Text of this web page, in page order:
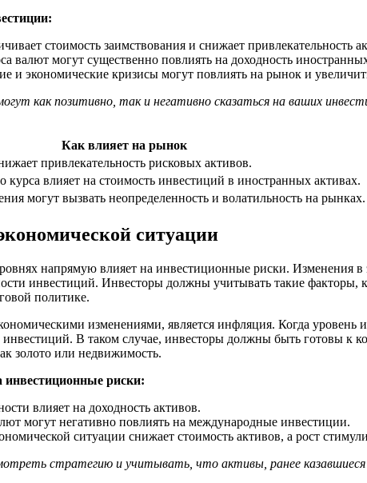
стоимость заимствования и снижает привлекательность
валют могут существенно повлиять на доходность
и экономические кризисы могут повлиять на рынок и
как позитивно, так и негативно сказаться на ваших
Как влияет на рынок
привлекательность рисковых активов.
курса влияет на стоимость инвестиций в иностранных активах.
могут вызвать неопределенность и волатильность на рынках.
ситуации
напрямую влияет на инвестиционные риски. Изменения
инвестиций. Инвесторы должны учитывать такие
политике.
изменениями, является инфляция. Когда уровень
В таком случае, инвесторы должны быть готовы к
золото или недвижимость.
риски:
влияет на доходность активов.
могут негативно повлиять на международные инвестиции.
ситуации снижает стоимость активов, а рост
стратегию и учитывать, что активы, ранее